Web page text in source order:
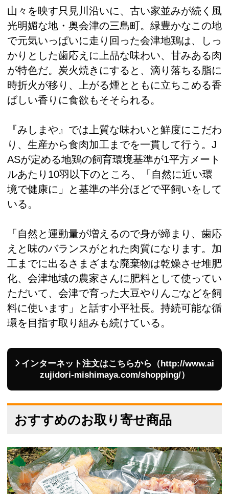
山々を映す只見川沿いに、古い家並みが続く風
光明媚な地・奥会津の三島町。緑豊かなこの地
で元気いっぱいに走り回った会津地鶏は、しっ
かりとした歯応えに上品な味わい、甘みある肉
が特色だ。炭火焼きにすると、滴り落ちる脂に
時折火が移り、上がる煙とともに立ちこめる香
ばしい香りに食欲もそそられる。
『みしまや』では上質な味わいと鮮度にこだわ
り、生産から食肉加工までを一貫して行う。J
ASが定める地鶏の飼育環境基準が1平方メート
ルあたり10羽以下のところ、「自然に近い環
境で健康に」と基準の半分ほどで平飼いをして
いる。
「自然と運動量が増えるので身が締まり、歯応
えと味のバランスがとれた肉質になります。加
工までに出るさまざまな廃棄物は乾燥させ堆肥
化、会津地域の農家さんに肥料として使ってい
ただいて、会津で育った大豆やりんごなどを飼
料に使います」と話す小平社長。持続可能な循
環を目指す取り組みも続けている。
インターネット注文はこちらから（http://www.ai
zujidori-mishimaya.com/shopping/）
おすすめのお取り寄せ商品